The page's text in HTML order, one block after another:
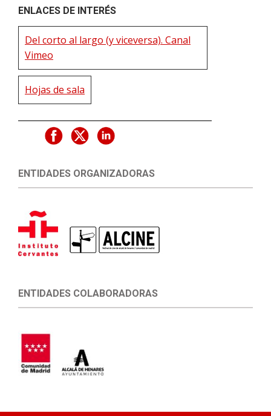
ENLACES DE INTERÉS
Del corto al largo (y viceversa). Canal
Vimeo
Hojas de sala
ENTIDADES ORGANIZADORAS
ENTIDADES COLABORADORAS